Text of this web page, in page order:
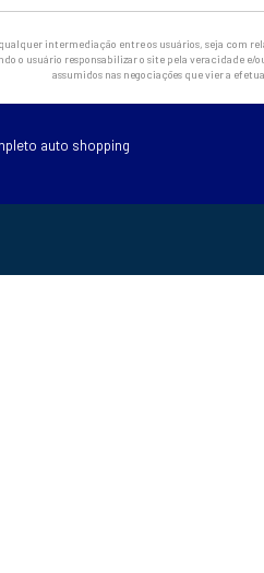
intermediação entre os usuários, seja com
o usuário responsabilizar o site pela veracidade
assumidos nas negociações que vier a
auto shopping